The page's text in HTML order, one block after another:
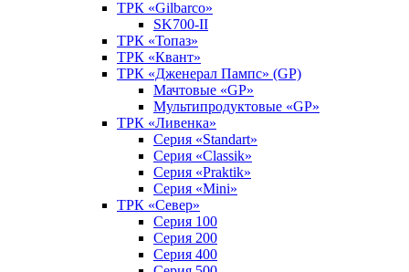
ТРК «Gilbarco»
SK700-II
ТРК «Топаз»
ТРК «Квант»
ТРК «Дженерал Пампс» (GP)
Мачтовые «GP»
Мультипродуктовые «GP»
ТРК «Ливенка»
Серия «Standart»
Серия «Classik»
Серия «Praktik»
Серия «Mini»
ТРК «Север»
Серия 100
Серия 200
Серия 400